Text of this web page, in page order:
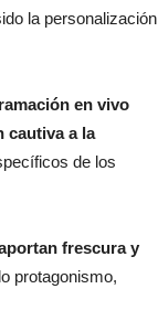
la personalización
en vivo
cautiva a la
de los
frescura y
protagonismo,